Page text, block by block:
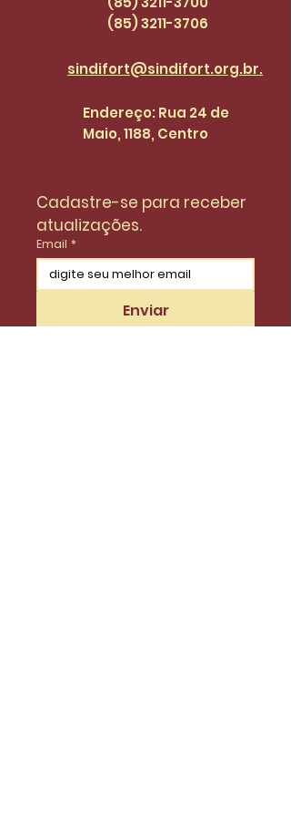
(85) 3211-3706
sindifort@sindifort.org.br.
Endereço: Rua 24 de
Maio, 1188, Centro
Cadastre-se para receber
atualizações.
Email *
Enviar